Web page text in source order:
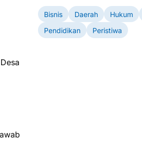
Bisnis Daerah Hukum
Pendidikan
Peristiwa